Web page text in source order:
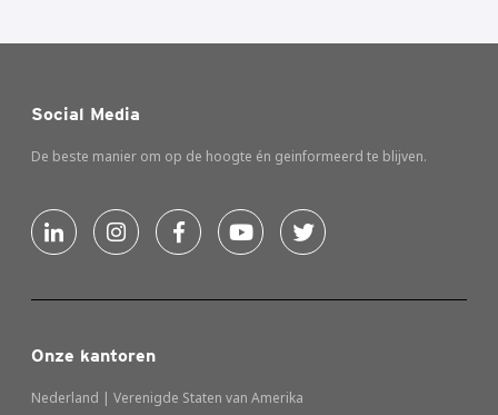
Onze kantoren
Nederland | Verenigde Staten van Amerika
Social Media
De beste manier om op de hoogte én geinformeerd te blijven.